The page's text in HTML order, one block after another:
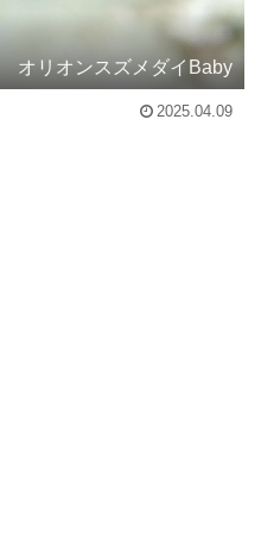
オリオンスズメダイBaby
2025.04.09